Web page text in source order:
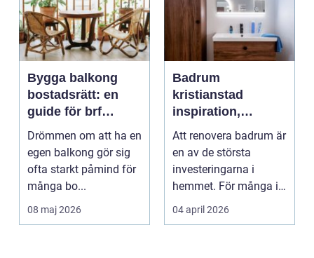
Bygga balkong
bostadsrätt: en
guide för brf
medlemmar
Drömmen om att ha en
egen balkong gör sig
ofta starkt påmind för
många bo...
08 maj 2026
Badrum
kristianstad
inspiration,
planering och
smarta val
Att renovera badrum är
en av de största
investeringarna i
hemmet. För många i
och runt Kristianstad ...
04 april 2026